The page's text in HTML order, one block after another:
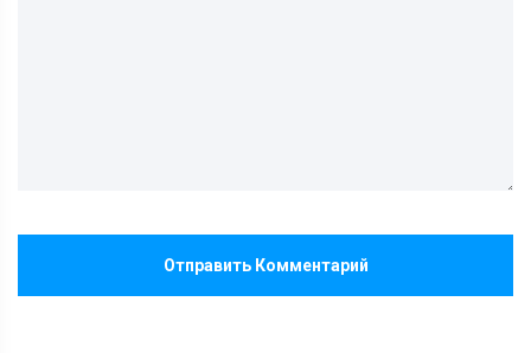
Отправить Комментарий